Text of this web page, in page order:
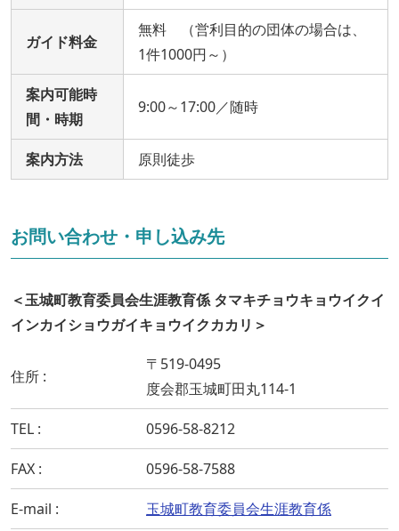
ガイド料金
無料 （営利目的の団体の場合は、
1件1000円～）
案内可能時
間・時期
9:00～17:00／随時
案内方法 原則徒歩
お問い合わせ・申し込み先
＜玉城町教育委員会生涯教育係 タマキチョウキョウイクイ
インカイショウガイキョウイクカカリ＞
住所
〒519-0495
度会郡玉城町田丸114-1
TEL 0596-58-8212
FAX 0596-58-7588
E-mail 玉城町教育委員会生涯教育係